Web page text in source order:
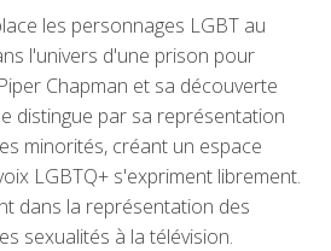
les personnages LGBT au
l'univers d'une prison pour
Chapman et sa découverte
distingue par sa représentation
minorités, créant un espace
LGBTQ+ s'expriment librement.
dans la représentation des
sexualités à la télévision.